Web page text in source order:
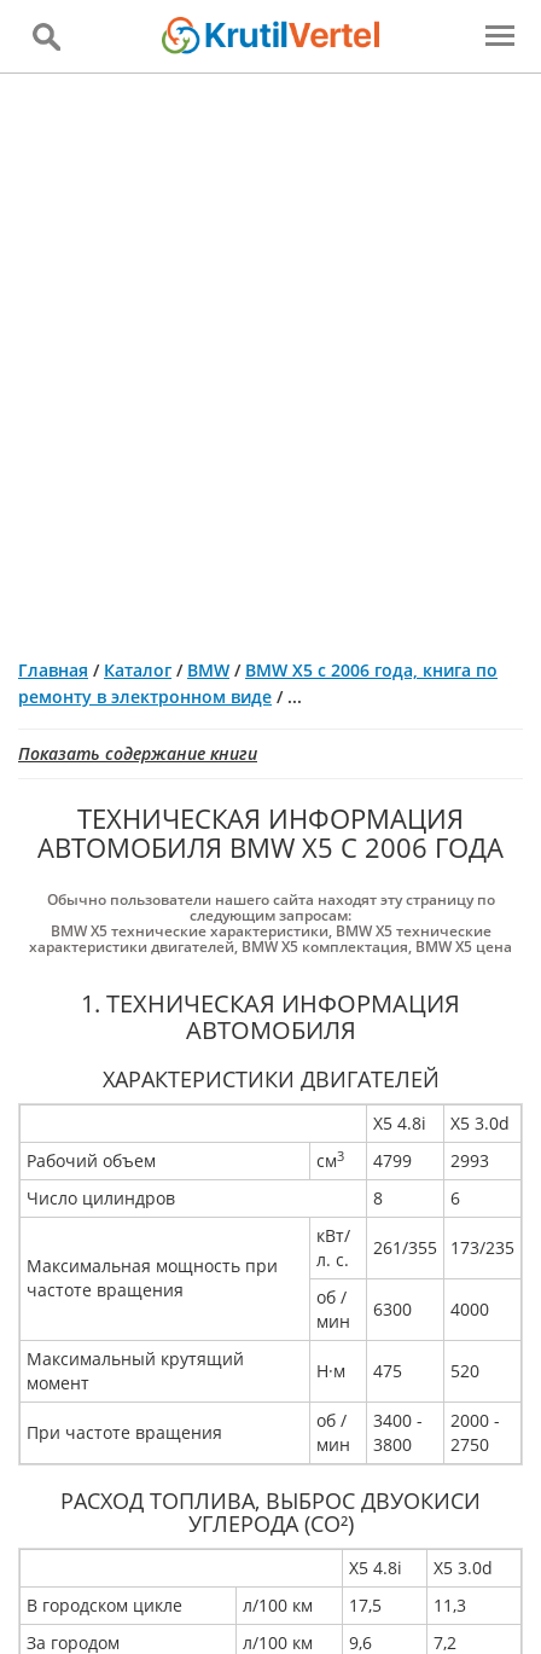
Главная / Каталог / BMW / BMW Х5 с 2006 года, книга по
ремонту в электронном виде / ...
Показать содержание книги
ТЕХНИЧЕСКАЯ ИНФОРМАЦИЯ
АВТОМОБИЛЯ BMW Х5 С 2006 ГОДА
Обычно пользователи нашего сайта находят эту страницу по
следующим запросам:
BMW X5 технические характеристики, BMW X5 технические
характеристики двигателей, BMW X5 комплектация, BMW X5 цена
1. ТЕХНИЧЕСКАЯ ИНФОРМАЦИЯ
АВТОМОБИЛЯ
ХАРАКТЕРИСТИКИ ДВИГАТЕЛЕЙ
Х5 4.8i
Х5 3.0d
Рабочий объем
см3 4799
2993
Число цилиндров
8 6
Максимальная мощность при
частоте вращения
кВт/
л. с.
261/355 173/235
об /
мин
6300 4000
Максимальный крутящий
момент
Н·м 475 520
При частоте вращения
об /
мин
3400 -
3800
2000 -
2750
РАСХОД ТОПЛИВА, ВЫБРОС ДВУОКИСИ
УГЛЕРОДА (CO²)
Х5 4.8i
Х5 3.0d
В городском цикле
л/100 км 17,5
11,3
За городом
л/100 км 9,6
7,2